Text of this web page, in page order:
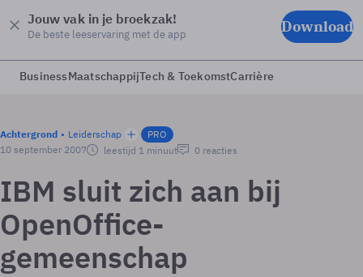
Jouw vak in je broekzak!
De beste leeservaring met de app Download
BusinessMaatschappijTech & ToekomstCarrière
Achtergrond Leiderschap
PRO
10 september 2007
leestijd 1 minuut 0 reacties
IBM sluit zich aan bij
OpenOffice-
gemeenschap